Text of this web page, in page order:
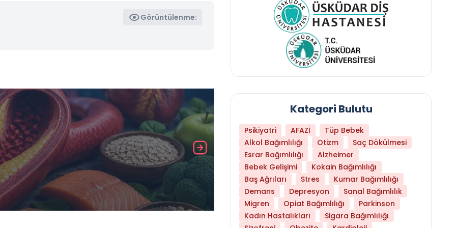
Görüntülenme:
Daha Az Protein Tüketmek Yaşlanmayı
Kategori Bulutu
Psikiyatri AFAZİ
Tüp Bebek
Alkol Bağımlılığı
Otizm
Saç Dökülmesi
Esrar Bağımlılığı
Alzheimer
Bebek Gelişimi
Kokain Bağımlılığı
Baş Ağrıları
Stres
Kumar Bağımlılığı
Demans
Depresyon
Sanal Bağımlılık
Migren
Opiat Bağımlılığı
Parkinson
Kadın Hastalıkları
Sigara Bağımlılığı